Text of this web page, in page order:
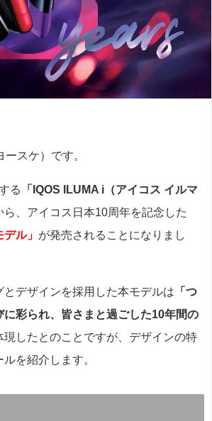
スケ）です。
る
「IQOS ILUMA i（アイコス イルマ
ら、アイコス日本10周年を記念した
ル」 が発売されることになりまし
デザインを採用した本モデルは 「つ
に彩られ、皆さまと過ごした10年間の
現したとのことですが、デザインの特
を紹介します。